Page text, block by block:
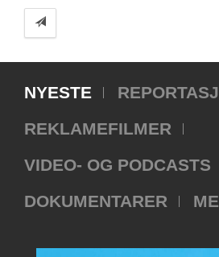
NYESTE
REKLAMEFILMER
VIDEO- OG PODCASTS
DOKUMENTARER